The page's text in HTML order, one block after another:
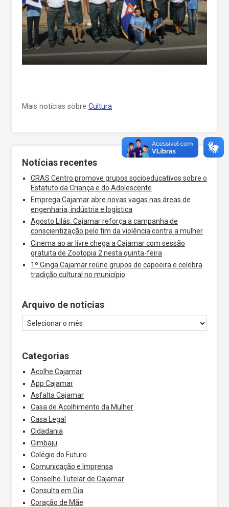
Mais notícias sobre Cultura
Notícias recentes
CRAS Centro promove grupos socioeducativos sobre o
Estatuto da Criança e do Adolescente
Emprega Cajamar abre novas vagas nas áreas de
engenharia, indústria e logística
Agosto Lilás: Cajamar reforça a campanha de
conscientização pelo fim da violência contra a mulher
Cinema ao ar livre chega a Cajamar com sessão
gratuita de Zootopia 2 nesta quinta-feira
1º Ginga Cajamar reúne grupos de capoeira e celebra
tradição cultural no município
Arquivo de notícias
Categorias
Acolhe Cajamar
App Cajamar
Asfalta Cajamar
Casa de Acolhimento da Mulher
Casa Legal
Cidadania
Cimbaju
Colégio do Futuro
Comunicação e Imprensa
Conselho Tutelar de Cajamar
Consulta em Dia
Coração de Mãe